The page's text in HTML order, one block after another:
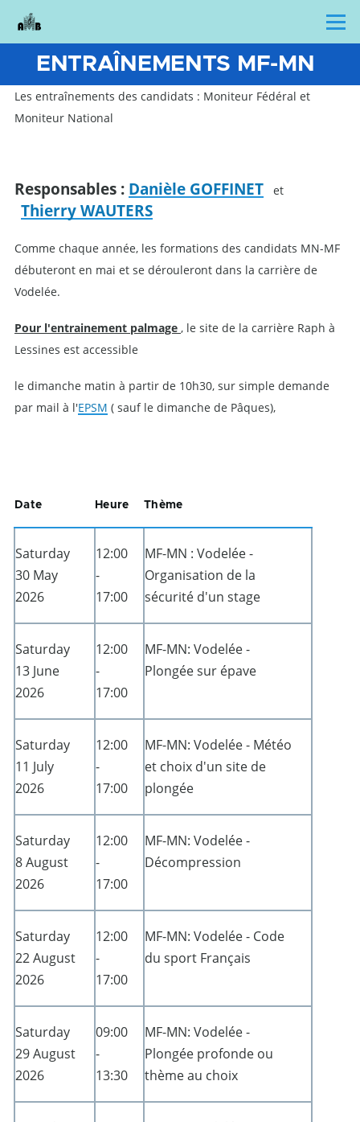
Skip to main content
Menu
ENTRAÎNEMENTS MF-MN
Les entraînements des candidats : Moniteur Fédéral et
Moniteur National
Responsables : Danièle GOFFINET et
Thierry WAUTERS
Comme chaque année, les formations des candidats MN-MF
débuteront en mai et se dérouleront dans la carrière de
Vodelée.
Pour l'entrainement palmage , le site de la carrière Raph à
Lessines est accessible
le dimanche matin à partir de 10h30, sur simple demande
par mail à l'EPSM ( sauf le dimanche de Pâques),
Date Heure Thème
Saturday
30 May
2026
12:00
-
17:00
MF-MN : Vodelée -
Organisation de la
sécurité d'un stage
Saturday
13 June
2026
12:00
-
17:00
MF-MN: Vodelée -
Plongée sur épave
Saturday
11 July
2026
12:00
-
17:00
MF-MN: Vodelée - Météo
et choix d'un site de
plongée
Saturday
8 August
2026
12:00
-
17:00
MF-MN: Vodelée -
Décompression
Saturday
22 August
2026
12:00
-
17:00
MF-MN: Vodelée - Code
du sport Français
Saturday
29 August
2026
09:00
-
13:30
MF-MN: Vodelée -
Plongée profonde ou
thème au choix